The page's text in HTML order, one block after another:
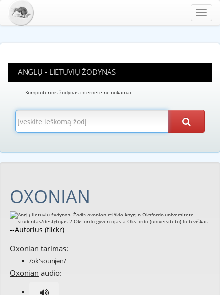
ANGLŲ - LIETUVIŲ ŽODYNAS
Kompiuterinis žodynas internete nemokamai
OXONIAN
--Autorius (flickr)
Oxonian tarimas:
/ɔk'sounjən/
Oxonian audio: